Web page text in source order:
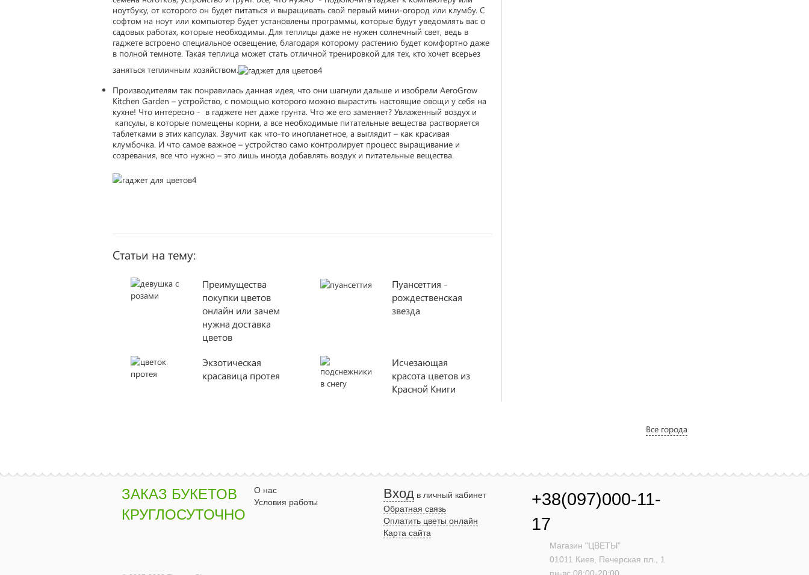
ноутбуку, от которого он будет питаться и выращивать свой первый мини-огород или клумбу. С
софтом на ноут или компьютер будет установлены программы, которые будут уведомлять вас о
садовых работах, которые необходимы. Для теплицы даже не нужен солнечный свет, ведь в
гаджете встроено специальное освещение, благодаря которому растению будет комфортно даже
в полной темноте. Такая теплица может стать отличной тренировкой для тех, кто хочет всерьез
заняться тепличным хозяйством.
Производителям так понравилась данная идея, что они шагнули дальше и изобрели AeroGrow
Kitchen Garden – устройство, с помощью которого можно вырастить настоящие овощи у себя на
кухне! Что интересно - в гаджете нет даже грунта. Что же его заменяет? Увлаженный воздух и
капсулы, в которые помещены корни, а все необходимые питательные вещества растворяется
таблетками в этих капсулах. Звучит как что-то инопланетное, а выглядит – как красивая
клумбочка. И что самое важное – устройство само контролирует процесс выращивание и
созревания, все что нужно – это лишь иногда добавлять воздух и питательные вещества.
Статьи на тему:
Преимущества
покупки цветов
онлайн или зачем
нужна доставка
цветов
Пуансеттия -
рождественская
звезда
Экзотическая
красавица протея
Исчезающая
красота цветов из
Красной Книги
Купить
Жемчуг - белые
1730 грн.
Все города
ЗАКАЗ БУКЕТОВ
КРУГЛОСУТОЧНО
О нас
Условия работы
Вход в личный кабинет
Обратная связь
Оплатить цветы онлайн
Карта сайта
+38(097)000-11-
17
Магазин "ЦВЕТЫ"
01011 Киев, Печерская пл., 1